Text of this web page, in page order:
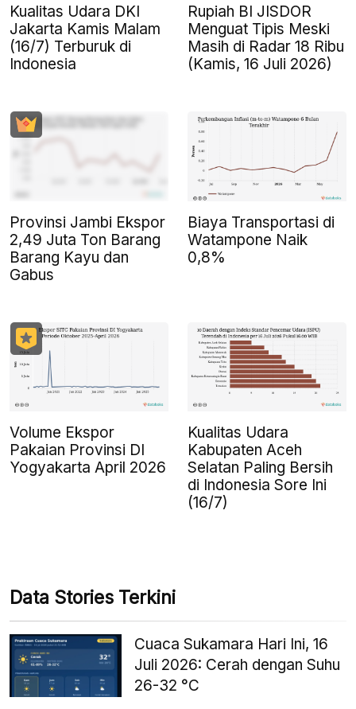
Kualitas Udara DKI
Jakarta Kamis Malam
(16/7) Terburuk di
Indonesia
Rupiah BI JISDOR
Menguat Tipis Meski
Masih di Radar 18 Ribu
(Kamis, 16 Juli 2026)
Provinsi Jambi Ekspor
2,49 Juta Ton Barang
Barang Kayu dan
Gabus
Biaya Transportasi di
Watampone Naik
0,8%
Volume Ekspor
Pakaian Provinsi DI
Yogyakarta April 2026
Kualitas Udara
Kabupaten Aceh
Selatan Paling Bersih
di Indonesia Sore Ini
(16/7)
Data Stories Terkini
Cuaca Sukamara Hari Ini, 16
Juli 2026: Cerah dengan Suhu
26-32 °C